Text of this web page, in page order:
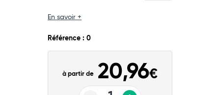
Commander
En savoir +
Référence : 0
à partir de 20,96€